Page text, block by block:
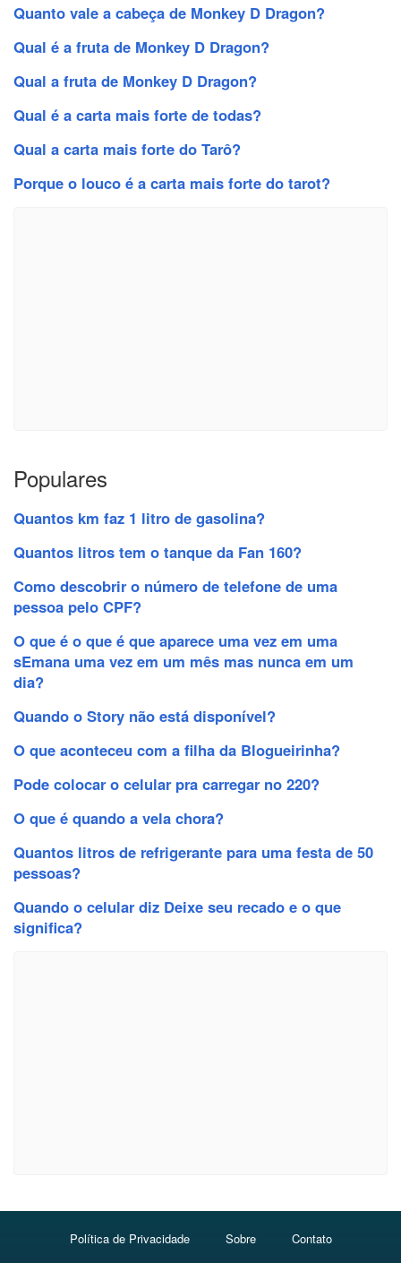
Quanto vale a cabeça de Monkey D Dragon?
Qual é a fruta de Monkey D Dragon?
Qual a fruta de Monkey D Dragon?
Qual é a carta mais forte de todas?
Qual a carta mais forte do Tarô?
Porque o louco é a carta mais forte do tarot?
Populares
Quantos km faz 1 litro de gasolina?
Quantos litros tem o tanque da Fan 160?
Como descobrir o número de telefone de uma
pessoa pelo CPF?
O que é o que é que aparece uma vez em uma
sEmana uma vez em um mês mas nunca em um
dia?
Quando o Story não está disponível?
O que aconteceu com a filha da Blogueirinha?
Pode colocar o celular pra carregar no 220?
O que é quando a vela chora?
Quantos litros de refrigerante para uma festa de 50
pessoas?
Quando o celular diz Deixe seu recado e o que
significa?
Política de Privacidade Sobre Contato